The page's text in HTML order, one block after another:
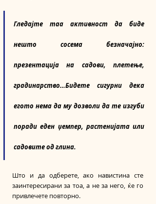
Гледајте таа активност да биде
нешто сосема безначајно:
презентација на садови, плетење,
градинарство…Бидете сигурни дека
егото нема да му дозволи да те изгуби
поради еден џемпер, растенијата или
садовите од глина.
Што и да одберете, ако навистина сте
заинтересирани за тоа, а не за него, ќе го
привлечете повторно.